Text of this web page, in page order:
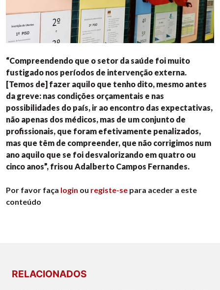
“Compreendendo que o setor da saúde foi muito
fustigado nos períodos de intervenção externa.
[Temos de] fazer aquilo que tenho dito, mesmo antes
da greve: nas condições orçamentais e nas
possibilidades do país, ir ao encontro das expectativas,
não apenas dos médicos, mas de um conjunto de
profissionais, que foram efetivamente penalizados,
mas que têm de compreender, que não corrigimos num
ano aquilo que se foi desvalorizando em quatro ou
cinco anos”, frisou Adalberto Campos Fernandes.
Por favor faça login ou registe-se para aceder a este
conteúdo
RELACIONADOS